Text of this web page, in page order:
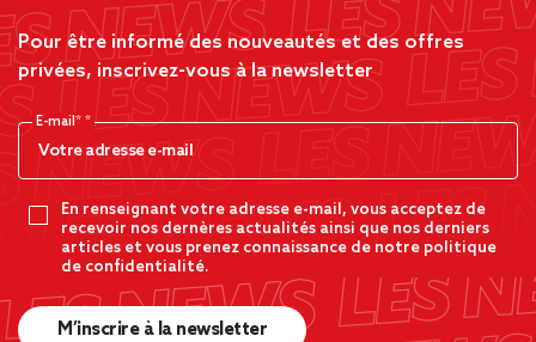
Pour être informé des nouveautés et des offres
privées, inscrivez-vous à la newsletter
E-mail*
En renseignant votre adresse e-mail, vous acceptez de
recevoir nos dernères actualités ainsi que nos derniers
articles et vous prenez connaissance de notre politique
de confidentialité.
M’inscrire à la newsletter